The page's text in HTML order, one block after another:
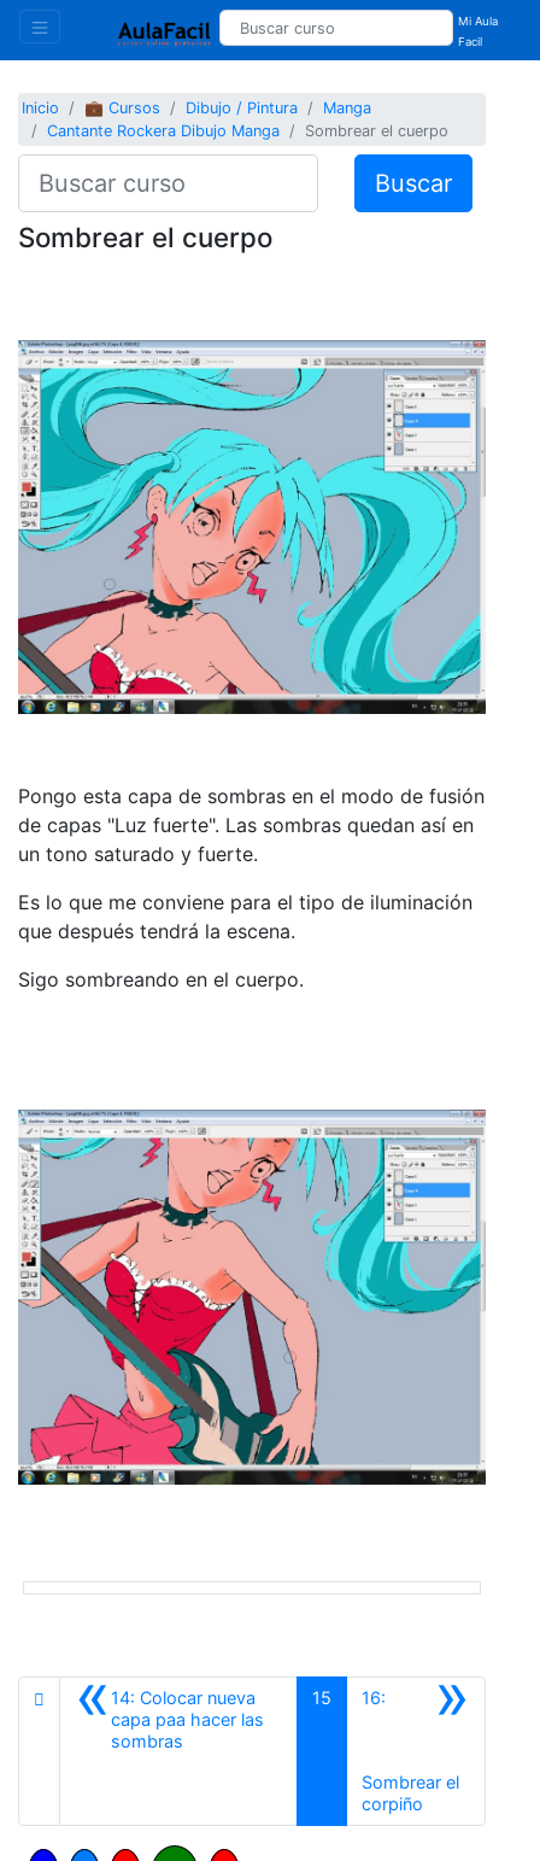
Mi Aula
Facil
Inicio 💼 Cursos Dibujo / Pintura
Manga
Cantante Rockera Dibujo Manga
Sombrear el cuerpo
Buscar
Sombrear el cuerpo
Pongo esta capa de sombras en el modo de fusión
de capas "Luz fuerte". Las sombras quedan así en
un tono saturado y fuerte.
Es lo que me conviene para el tipo de iluminación
que después tendrá la escena.
Sigo sombreando en el cuerpo.
«14: Colocar nueva
capa paa hacer las
sombras
15 »
16:
Sombrear el
corpiño